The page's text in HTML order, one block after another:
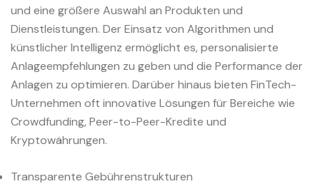
und eine größere Auswahl an Produkten und
Dienstleistungen. Der Einsatz von Algorithmen und
künstlicher Intelligenz ermöglicht es, personalisierte
Anlageempfehlungen zu geben und die Performance der
Anlagen zu optimieren. Darüber hinaus bieten FinTech-
Unternehmen oft innovative Lösungen für Bereiche wie
Crowdfunding, Peer-to-Peer-Kredite und
Kryptowährungen.
Transparente Gebührenstrukturen